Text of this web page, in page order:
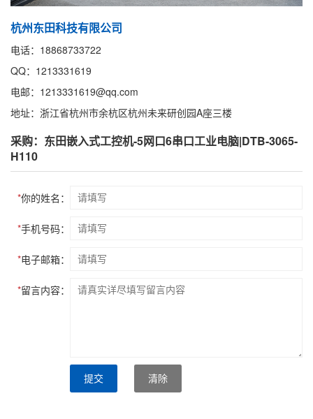
杭州东田科技有限公司
电话：18868733722
QQ：1213331619
电邮：1213331619@qq.com
地址：浙江省杭州市余杭区杭州未来研创园A座三楼
采购：东田嵌入式工控机-5网口6串口工业电脑|DTB-3065-
H110
*你的姓名：
*手机号码：
*电子邮箱：
*留言内容：
提交 清除